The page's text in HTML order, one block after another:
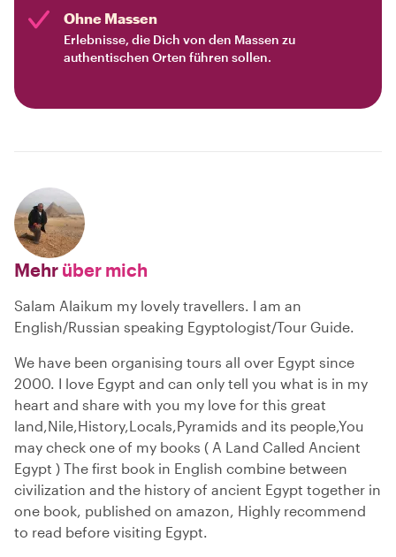
Ohne Massen
Erlebnisse, die Dich von den Massen zu
authentischen Orten führen sollen.
Mehr über mich
Salam Alaikum my lovely travellers. I am an
English/Russian speaking Egyptologist/Tour Guide.
We have been organising tours all over Egypt since
2000. I love Egypt and can only tell you what is in my
heart and share with you my love for this great
land,Nile,History,Locals,Pyramids and its people,You
may check one of my books ( A Land Called Ancient
Egypt ) The first book in English combine between
civilization and the history of ancient Egypt together in
one book, published on amazon, Highly recommend
to read before visiting Egypt.